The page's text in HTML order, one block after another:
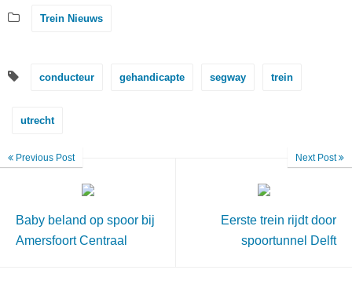
Trein Nieuws
conducteur gehandicapte segway trein
utrecht
Previous Post
Baby beland op spoor bij
Amersfoort Centraal
Next Post
Eerste trein rijdt door
spoortunnel Delft